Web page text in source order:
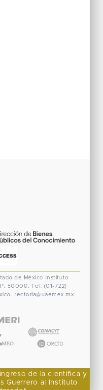
de México
Instituto
50000. Tel. (01-722)
rectoria@uaemex.mx
de la científica y
Guerrero al Instituto